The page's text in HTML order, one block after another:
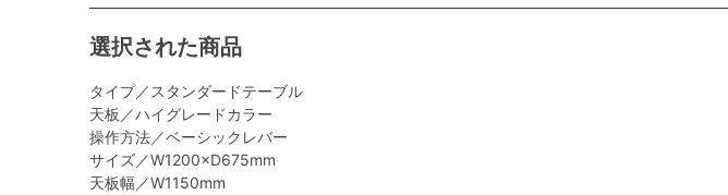
選択された商品
タイプ／スタンダードテーブル
天板／ハイグレードカラー
操作方法／ベーシックレバー
サイズ／W1200×D675mm
天板幅／W1150mm